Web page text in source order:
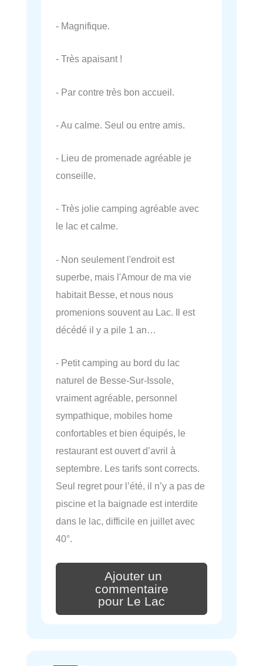
- Magnifique.
- Très apaisant !
- Par contre très bon accueil.
- Au calme. Seul ou entre amis.
- Lieu de promenade agréable je
conseille.
- Très jolie camping agréable avec
le lac et calme.
- Non seulement l'endroit est
superbe, mais l'Amour de ma vie
habitait Besse, et nous nous
promenions souvent au Lac. Il est
décédé il y a pile 1 an…
- Petit camping au bord du lac
naturel de Besse-Sur-Issole,
vraiment agréable, personnel
sympathique, mobiles home
confortables et bien équipés, le
restaurant est ouvert d’avril à
septembre. Les tarifs sont corrects.
Seul regret pour l’été, il n’y a pas de
piscine et la baignade est interdite
dans le lac, difficile en juillet avec
40°.
Ajouter un
commentaire
pour Le Lac